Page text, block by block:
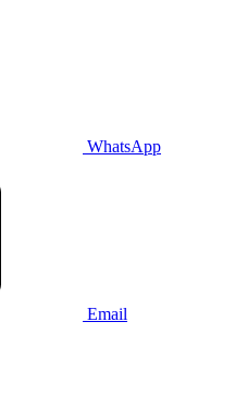
WhatsApp
Email